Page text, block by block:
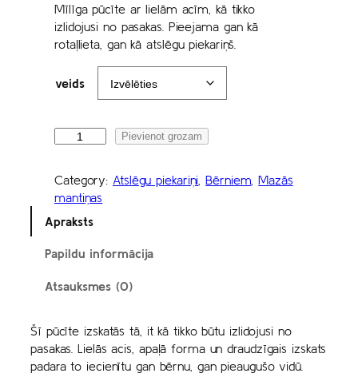
i
c
a
g
:
0
r
o
u
Mīlīga pūcīte ar lielām acīm, kā tikko
izlidojusi no pasakas. Pieejama gan kā
rotaļlieta, gan kā atslēgu piekariņš.
veids
ī
t
e
a
d
u
m
s
Pievienot grozam
Category: Atslēgu piekariņi , Bērniem , Mazās
mantiņas
Apraksts
Papildu informācija
Atsauksmes (0)
Šī pūcīte izskatās tā, it kā tikko būtu izlidojusi no
pasakas. Lielās acis, apaļā forma un draudzīgais izskats
padara to iecienītu gan bērnu, gan pieaugušo vidū.